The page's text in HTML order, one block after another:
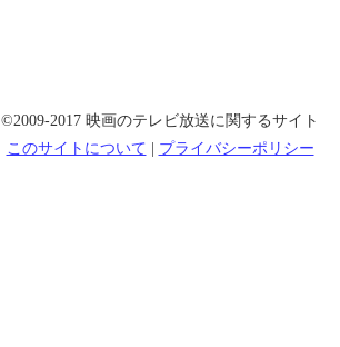
©2009-2017 映画のテレビ放送に関するサイト
このサイトについて
プライバシーポリシー